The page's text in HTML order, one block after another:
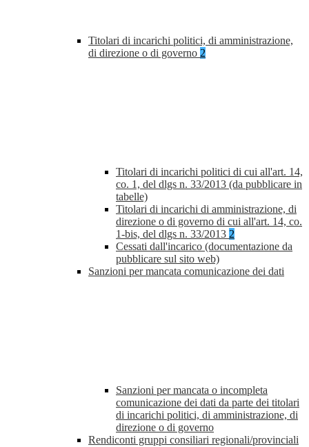
Titolari di incarichi politici, di amministrazione,
di direzione o di governo 2
Titolari di incarichi politici di cui all'art. 14,
co. 1, del dlgs n. 33/2013 (da pubblicare in
tabelle)
Titolari di incarichi di amministrazione, di
direzione o di governo di cui all'art. 14, co.
1-bis, del dlgs n. 33/2013 2
Cessati dall'incarico (documentazione da
pubblicare sul sito web)
Sanzioni per mancata comunicazione dei dati
Sanzioni per mancata o incompleta
comunicazione dei dati da parte dei titolari
di incarichi politici, di amministrazione, di
direzione o di governo
Rendiconti gruppi consiliari regionali/provinciali